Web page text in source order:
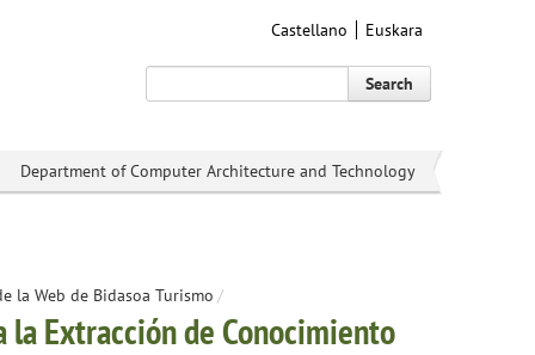
Castellano Euskara
Search
Department of Computer Architecture and Technology
la Web de Bidasoa Turismo /
la Extracción de Conocimiento